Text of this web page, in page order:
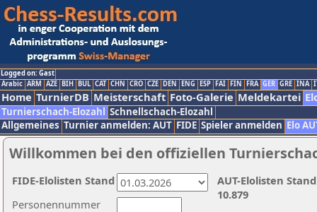
Logged on: Gast
Arabic ARM AZE BIH BUL CAT CHN CRO CZE DEN ENG ESP FAI FIN FRA GER GRE INA
Home TurnierDB Meisterschaft Foto-Galerie Meldekartei
Turnierschach-Elozahl Schnellschach-Elozahl
Allgemeines Turnier anmelden: AUT FIDE Spieler anmelden Elo
Willkommen bei den offiziellen
Personennummer
AUT-Elolisten
10.879
FIDE-Elolisten Stand